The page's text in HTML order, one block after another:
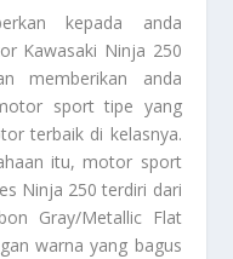
kepada anda
Kawasaki Ninja 250
memberikan anda
sport tipe yang
terbaik di kelasnya.
itu, motor sport
Ninja 250 terdiri dari
Gray/Metallic Flat
warna yang bagus